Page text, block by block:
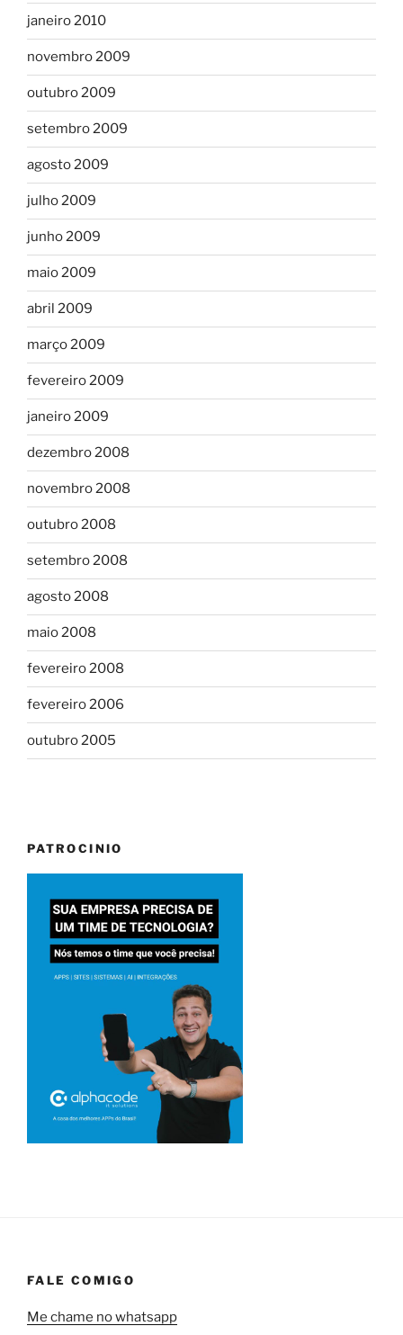
janeiro 2010
novembro 2009
outubro 2009
setembro 2009
agosto 2009
julho 2009
junho 2009
maio 2009
abril 2009
março 2009
fevereiro 2009
janeiro 2009
dezembro 2008
novembro 2008
outubro 2008
setembro 2008
agosto 2008
maio 2008
fevereiro 2008
fevereiro 2006
outubro 2005
PATROCINIO
FALE COMIGO
Me chame no whatsapp